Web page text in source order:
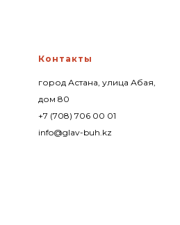
Контакты
город Астана, улица Абая,
дом 80
+7 (708) 706 00 01
info@glav-buh.kz